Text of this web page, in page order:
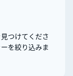
つけてくださ
を絞り込みま